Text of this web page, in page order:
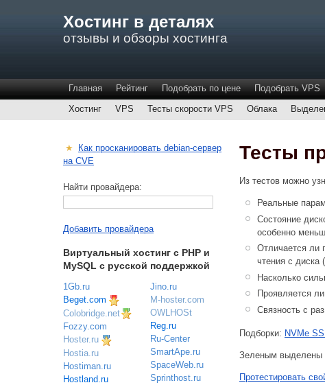
Хостинг в деталях
отзывы и обзоры хостинга
Главная Рейтинг Подобрать по цене Подобрать VPS
Хостинг
VPS Тесты скорости VPS Облака
Тесты
Из тестов можно
Реальные
Состояние
особенно
Отличается ли
чтения с диска (
Насколько
Проявляется ли
Связность с
Подборки: NVMe
Зеленым выделены
Протестировать
★ Как просканировать debian-сервер
на CVE
Найти провайдера:
Добавить провайдера
Виртуальный хостинг c PHP и
MySQL с русской поддержкой
1Gb.ru
Beget.com
Colobridge.net
Fozzy.com
Hoster.ru
Hostia.ru
Hostiman.ru
Hostland.ru
Jino.ru
M-hoster.com
OWLHOSt
Reg.ru
Ru-Center
SmartApe.ru
SpaceWeb.ru
Sprinthost.ru